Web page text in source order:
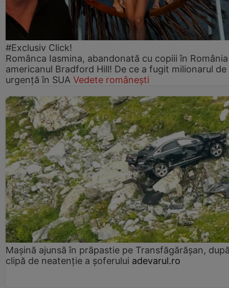
#Exclusiv Click!
Românca Iasmina, abandonată cu copiii în
americanul Bradford Hill! De ce a fugit milionarul de
urgență în SUA Vedete românești
Mașină ajunsă în prăpastie pe Transfăgărășan,
clipă de neatenție a șoferului adevarul.ro